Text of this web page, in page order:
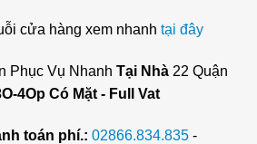
cửa hàng xem nhanh tại đây
Phục Vụ Nhanh Tại Nhà22 Quận
4Op Có Mặt - Full Vat
toán phí.: 02866.834.835 -